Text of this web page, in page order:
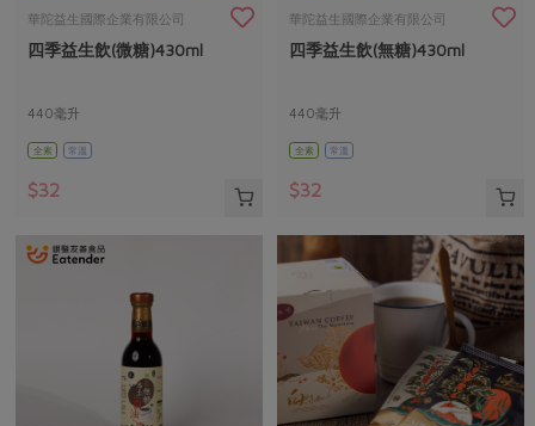
水畜加工品
調理食材・點心
調味醬料/南北貨 烘焙
保健食品
個人清潔
織品
料理方式
醬料
湯品．鍋物
涼拌沙拉
合作25-經典快閃最後一週
合作25-精選產品第三彈
更多當季產品
議題活動
30%rPET紅烏龍茶
2024農業發展計畫年度報告
更多議題活動
廚房瑜伽
減硝酸鹽
減添加物 減塑減廢
食農教育
生活者e週報
自主把關
檢驗報告
硝酸鹽檢驗
華陀益生國際企業有限公司
四季益生飲(微糖)430ml
440毫升
全素 常溫
$32
華陀益生國際企業有限公司
四季益生飲(無糖)430ml
440毫升
全素 常溫
$32